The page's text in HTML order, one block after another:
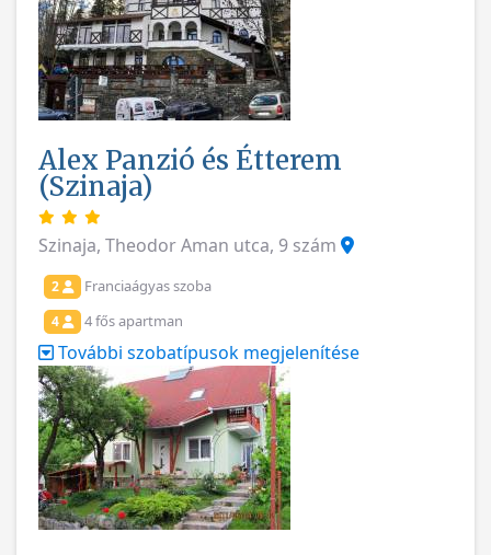
Alex Panzió és Étterem
(Szinaja)
Szinaja, Theodor Aman utca, 9 szám
2 Franciaágyas szoba
4 4 fős apartman
További szobatípusok megjelenítése